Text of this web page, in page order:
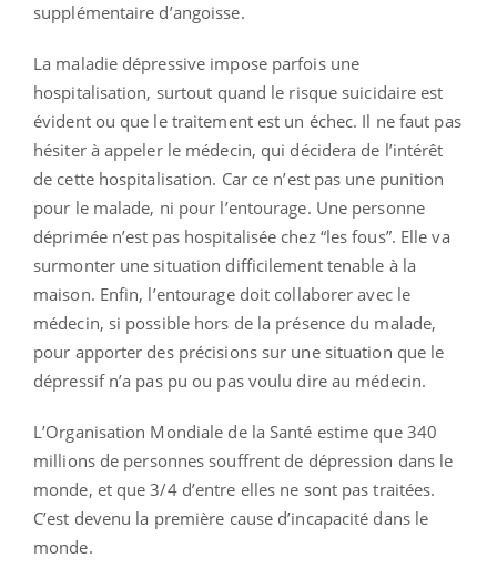
supplémentaire d’angoisse.
La maladie dépressive impose parfois une
hospitalisation, surtout quand le risque suicidaire est
évident ou que le traitement est un échec. Il ne faut pas
hésiter à appeler le médecin, qui décidera de l’intérêt
de cette hospitalisation. Car ce n’est pas une punition
pour le malade, ni pour l’entourage. Une personne
déprimée n’est pas hospitalisée chez “les fous”. Elle va
surmonter une situation difficilement tenable à la
maison. Enfin, l’entourage doit collaborer avec le
médecin, si possible hors de la présence du malade,
pour apporter des précisions sur une situation que le
dépressif n’a pas pu ou pas voulu dire au médecin.
L’Organisation Mondiale de la Santé estime que 340
millions de personnes souffrent de dépression dans le
monde, et que 3/4 d’entre elles ne sont pas traitées.
C’est devenu la première cause d’incapacité dans le
monde.